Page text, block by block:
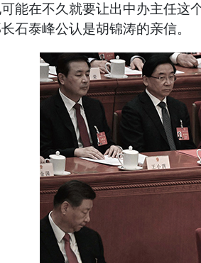
在不久就要让出中办主任这
石泰峰公认是胡锦涛的亲信。